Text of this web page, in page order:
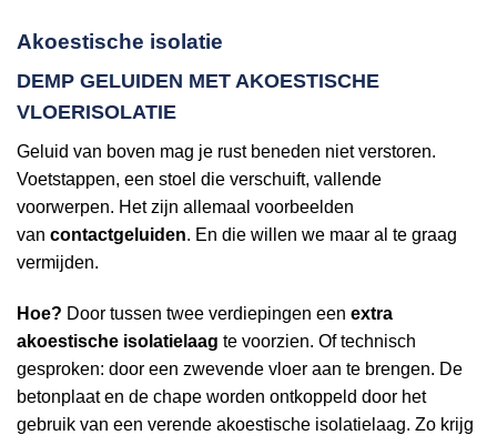
Akoestische isolatie
DEMP GELUIDEN MET AKOESTISCHE
VLOERISOLATIE
Geluid van boven mag je rust beneden niet verstoren.
Voetstappen, een stoel die verschuift, vallende
voorwerpen. Het zijn allemaal voorbeelden
van contactgeluiden. En die willen we maar al te graag
vermijden.
Hoe? Door tussen twee verdiepingen een extra
akoestische isolatielaag te voorzien. Of technisch
gesproken: door een zwevende vloer aan te brengen. De
betonplaat en de chape worden ontkoppeld door het
gebruik van een verende akoestische isolatielaag. Zo krijg